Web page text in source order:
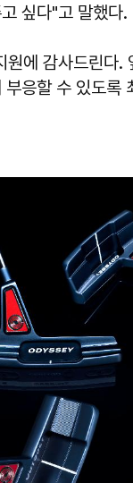
싶다"고 말했다.
원에 감사드린다.
응할 수 있도록